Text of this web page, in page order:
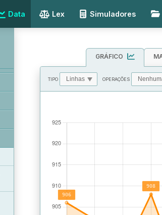
Data Lex Simuladores
GRÁFICO
TIPO OPERAÇÕES